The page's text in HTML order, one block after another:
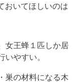
おいてほしいのは
女王蜂１匹しか居
やすい。
巣の材料になる木